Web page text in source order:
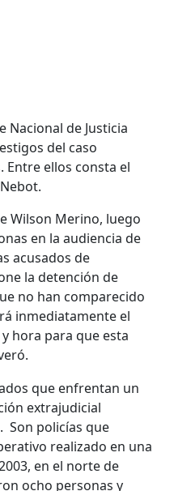
Nacional de Justicia
del caso
Entre ellos consta el
Wilson Merino, luego
en la audiencia de
acusados de
la detención de
no han comparecido
inmediatamente el
hora para que esta
que enfrentan un
extrajudicial
Son policías que
realizado en una
en el norte de
ocho personas y